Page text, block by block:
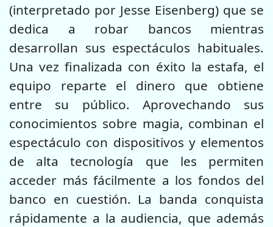
(interpretado por Jesse Eisenberg) que se
dedica a robar bancos mientras
desarrollan sus espectáculos habituales.
Una vez finalizada con éxito la estafa, el
equipo reparte el dinero que obtiene
entre su público. Aprovechando sus
conocimientos sobre magia, combinan el
espectáculo con dispositivos y elementos
de alta tecnología que les permiten
acceder más fácilmente a los fondos del
banco en cuestión. La banda conquista
rápidamente a la audiencia, que además